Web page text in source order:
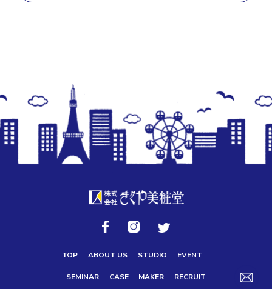
TOP ABOUT US STUDIO EVENT
SEMINAR CASE MAKER RECRUIT